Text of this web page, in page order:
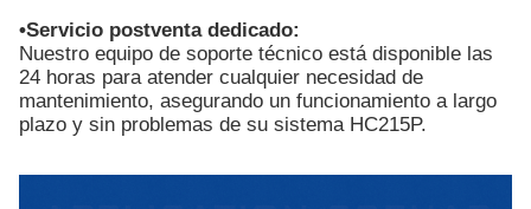
•Servicio postventa dedicado:
Nuestro equipo de soporte técnico está disponible las
24 horas para atender cualquier necesidad de
mantenimiento, asegurando un funcionamiento a largo
plazo y sin problemas de su sistema HC215P.